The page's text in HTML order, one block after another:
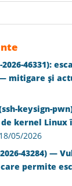
2026-46331):
mitigare și
(ssh-keysign-
kernel Linux
18/05/2026
2026-43284) —
permite